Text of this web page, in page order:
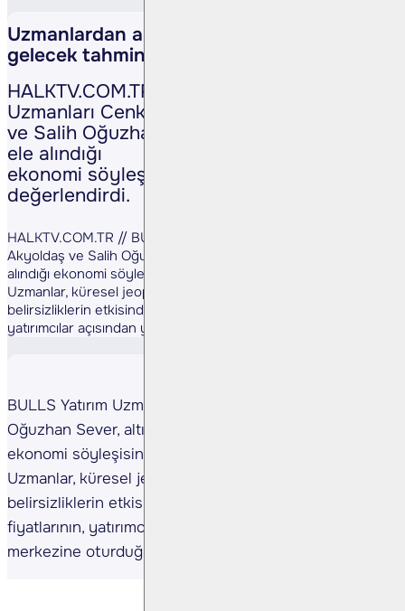
Uzmanlardan altın için kritik uyarılar ve
gelecek tahminleri
HALKTV.COM.TR // BULLS Yatırım
Uzmanları Cenk Akyoldaş
ve Salih Oğuzhan Sever, altın piyasasının
ele alındığı
ekonomi söyleşisinde altının seyrini
değerlendirdi.
HALKTV.COM.TR // BULLS Yatırım Uzmanları Cenk
Akyoldaş ve Salih Oğuzhan Sever, altın piyasasının ele
alındığı ekonomi söyleşisinde altının seyrini değerlendirdi.
Uzmanlar, küresel jeopolitik risklerin ve ekonomik
belirsizliklerin etkisinde hareket eden altın fiyatlarının,
yatırımcılar açısından yeniden gündemin ...
BULLS Yatırım Uzmanları Cenk Akyoldaş ve Salih
Oğuzhan Sever, altın piyasasının ele alındığı
ekonomi söyleşisinde altının seyrini değerlendirdi.
Uzmanlar, küresel jeopolitik risklerin ve ekonomik
belirsizliklerin etkisinde hareket eden altın
fiyatlarının, yatırımcılar açısından yeniden gündemin
merkezine oturduğuna değindi.